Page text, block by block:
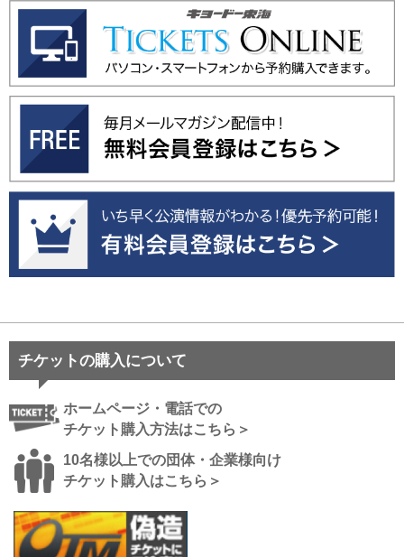
チケットの購入について
ホームページ・電話での
チケット購入方法はこちら＞
10名様以上での団体・企業様向け
チケット購入はこちら＞